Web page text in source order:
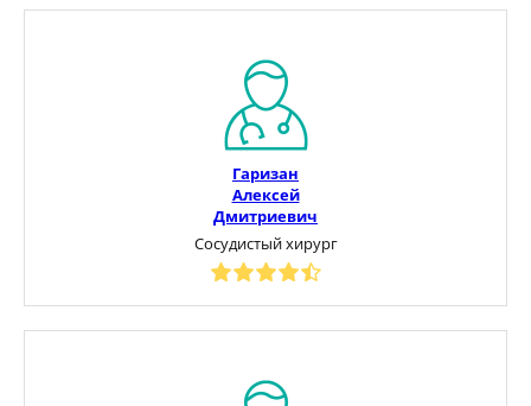
Гаризан
Алексей
Дмитриевич
Сосудистый хирург